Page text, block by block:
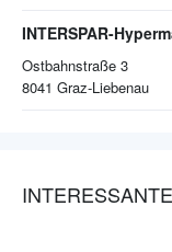
Ostbahnstraße 3
8041 Graz-Liebenau